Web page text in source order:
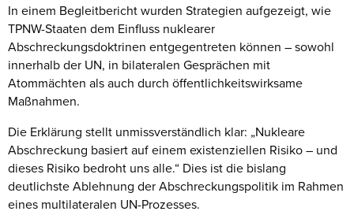
In einem Begleitbericht wurden Strategien aufgezeigt, wie
TPNW-Staaten dem Einfluss nuklearer
Abschreckungsdoktrinen entgegentreten können – sowohl
innerhalb der UN, in bilateralen Gesprächen mit
Atommächten als auch durch öffentlichkeitswirksame
Maßnahmen.
Die Erklärung stellt unmissverständlich klar: „Nukleare
Abschreckung basiert auf einem existenziellen Risiko – und
dieses Risiko bedroht uns alle.“ Dies ist die bislang
deutlichste Ablehnung der Abschreckungspolitik im Rahmen
eines multilateralen UN-Prozesses.